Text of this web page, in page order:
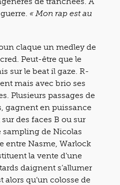
« Mon rap est au
claque un medley de
Peut-être que le
sur le beat il gaze. R-
mais avec brio ses
Plusieurs passages de
gagnent en puissance
des faces B ou sur
sampling de Nicolas
entre Nasme, Warlock
la vente d’une
daignent s’allumer
alors qu’un colosse de